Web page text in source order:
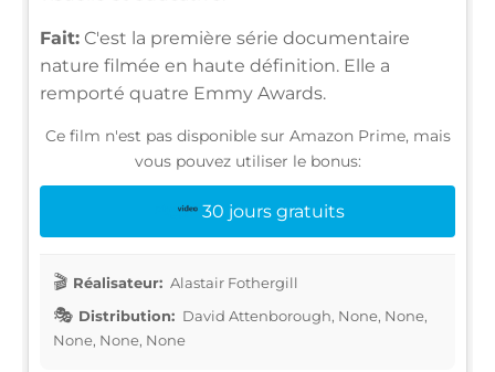
Fait: C'est la première série documentaire
nature filmée en haute définition. Elle a
remporté quatre Emmy Awards.
Ce film n'est pas disponible sur Amazon Prime, mais
vous pouvez utiliser le bonus:
30 jours gratuits
Réalisateur: Alastair Fothergill
Distribution: David Attenborough, None, None,
None, None, None